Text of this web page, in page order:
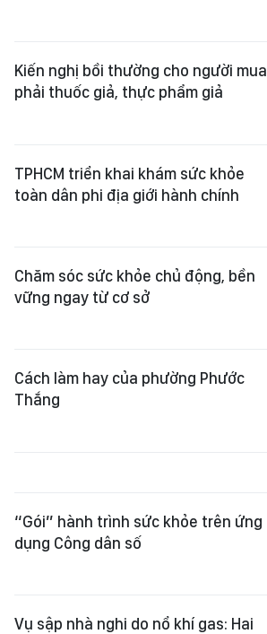
Kiến nghị bồi thường cho người mua
phải thuốc giả, thực phẩm giả
TPHCM triển khai khám sức khỏe
toàn dân phi địa giới hành chính
Chăm sóc sức khỏe chủ động, bền
vững ngay từ cơ sở
Cách làm hay của phường Phước
Thắng
“Gói” hành trình sức khỏe trên ứng
dụng Công dân số
Vụ sập nhà nghi do nổ khí gas: Hai